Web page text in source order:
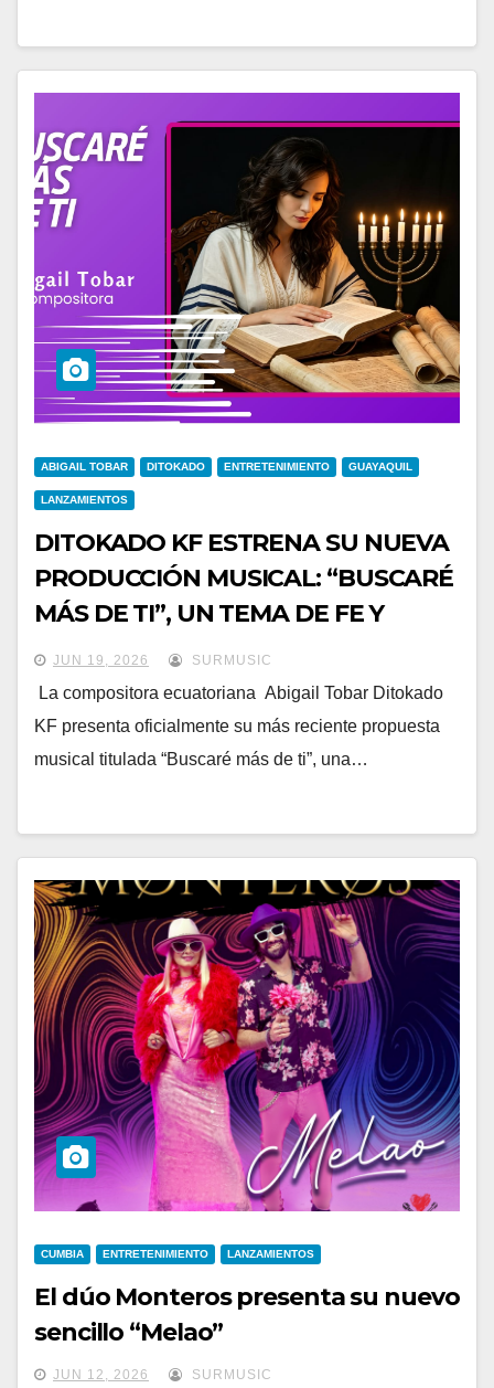
ABIGAIL TOBAR DITOKADO ENTRETENIMIENTO GUAYAQUIL
LANZAMIENTOS
DITOKADO KF ESTRENA SU NUEVA
PRODUCCIÓN MUSICAL: “BUSCARÉ
MÁS DE TI”, UN TEMA DE FE Y
ESPERANZA
JUN 19, 2026 SURMUSIC
La compositora ecuatoriana Abigail Tobar Ditokado
KF presenta oficialmente su más reciente propuesta
musical titulada “Buscaré más de ti”, una…
CUMBIA ENTRETENIMIENTO LANZAMIENTOS
El dúo Monteros presenta su nuevo
sencillo “Melao”
JUN 12, 2026 SURMUSIC